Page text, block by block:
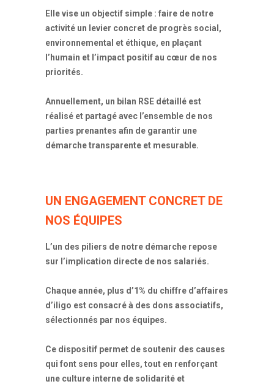
Elle vise un objectif simple : faire de notre
activité un levier concret de progrès social,
environnemental et éthique, en plaçant
l’humain et l’impact positif au cœur de nos
priorités.
Annuellement, un bilan RSE détaillé est
réalisé et partagé avec l’ensemble de nos
parties prenantes afin de garantir une
démarche transparente et mesurable.
UN ENGAGEMENT CONCRET DE
NOS ÉQUIPES
L’un des piliers de notre démarche repose
sur l’implication directe de nos salariés.
Chaque année, plus d’1% du chiffre d’affaires
d’iligo est consacré à des dons associatifs,
sélectionnés par nos équipes.
Ce dispositif permet de soutenir des causes
qui font sens pour elles, tout en renforçant
une culture interne de solidarité et